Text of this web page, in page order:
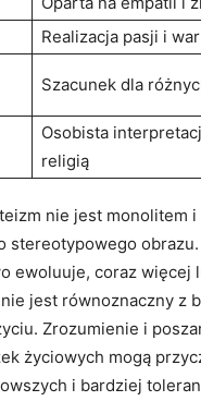
Realizacja pasji i
Szacunek dla
Osobista
religią
nie jest monolitem i
stereotypowego
ewoluuje, coraz więcej
jest równoznaczny z
Zrozumienie i
życiowych mogą
i bardziej